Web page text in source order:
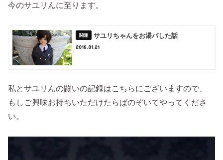
今のサユリんに至ります。
サユリちゃんをお湯パした話
2018.01.21
私とサユリんの闘いの記録はこちらにございますので、
もしご興味お持ちいただけたらばのぞいてやってくださ
い。